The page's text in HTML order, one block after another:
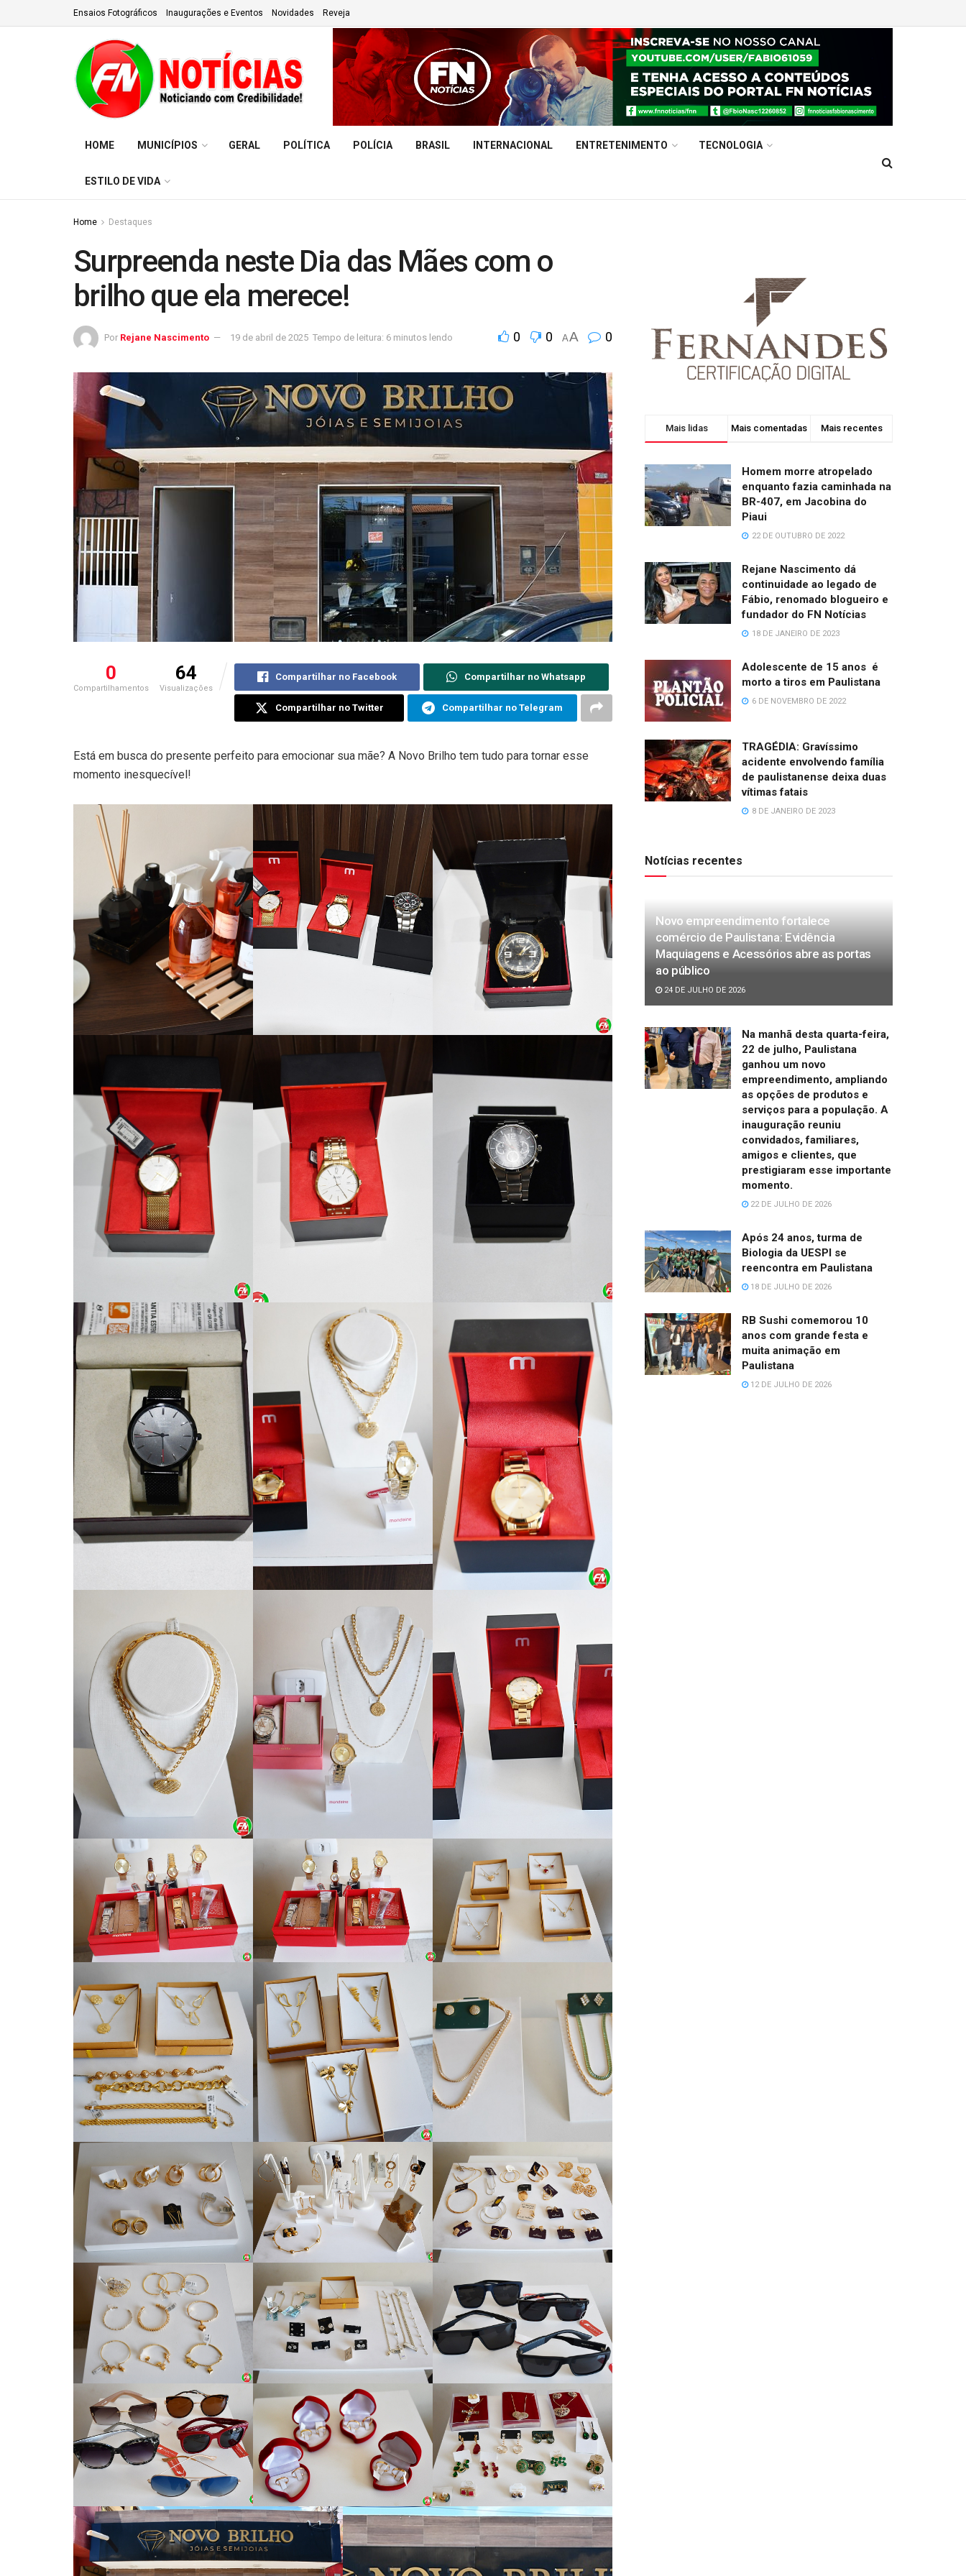
Ensaios Fotográficos Inaugurações e Eventos Novidades Reveja
HOME MUNICÍPIOS GERAL POLÍTICA POLÍCIA BRASIL INTERNACIONAL ENTRETENIMENTO TECNOLOGIA
ESTILO DE VIDA
Home Destaques
Surpreenda neste Dia das Mães com o
brilho que ela merece!
Por Rejane Nascimento 19 de abril de 2025 Tempo de leitura: 6 minutos lendo 0 0 AA 0
0
Compartilhamentos
64
Visualizações
Compartilhar no Facebook Compartilhar no Whatsapp
Compartilhar no Twitter Compartilhar no Telegram
Está em busca do presente perfeito para emocionar sua mãe? A Novo Brilho tem tudo para tornar esse
momento inesquecível!
Mais lidas Mais comentadas Mais recentes
Homem morre atropelado
enquanto fazia caminhada na
BR-407, em Jacobina do
Piaui
22 DE OUTUBRO DE 2022
Rejane Nascimento dá
continuidade ao legado de
Fábio, renomado blogueiro e
fundador do FN Notícias
18 DE JANEIRO DE 2023
Adolescente de 15 anos é
morto a tiros em Paulistana
6 DE NOVEMBRO DE 2022
TRAGÉDIA: Gravíssimo
acidente envolvendo família
de paulistanense deixa duas
vítimas fatais
8 DE JANEIRO DE 2023
Notícias recentes
Novo empreendimento fortalece
comércio de Paulistana: Evidência
Maquiagens e Acessórios abre as portas
ao público
24 DE JULHO DE 2026
Na manhã desta quarta-feira,
22 de julho, Paulistana
ganhou um novo
empreendimento, ampliando
as opções de produtos e
serviços para a população. A
inauguração reuniu
convidados, familiares,
amigos e clientes, que
prestigiaram esse importante
momento.
22 DE JULHO DE 2026
Após 24 anos, turma de
Biologia da UESPI se
reencontra em Paulistana
18 DE JULHO DE 2026
RB Sushi comemorou 10
anos com grande festa e
muita animação em
Paulistana
12 DE JULHO DE 2026